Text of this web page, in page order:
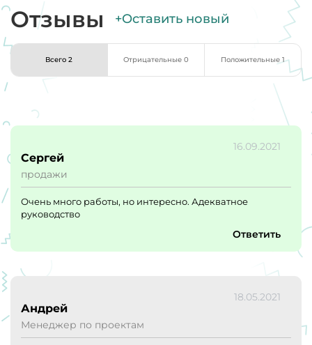
Отзывы +Оставить новый
Всего 2 Отрицательные 0 Положительные 1
16.09.2021
Сергей
продажи
Очень много работы, но интересно. Адекватное
руководство
Ответить
18.05.2021
Андрей
Менеджер по проектам